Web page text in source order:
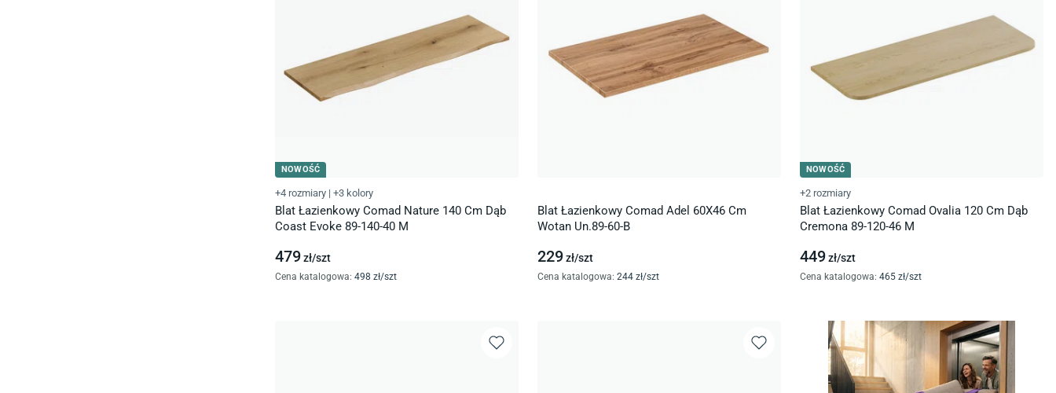
NOWOŚĆ
+4 rozmiary | +3 kolory
Blat Łazienkowy Comad Nature 140 Cm Dąb
Coast Evoke 89-140-40 M
479zł/szt
Cena katalogowa: 498 zł/szt
Blat Łazienkowy Comad Adel 60X46 Cm
Wotan Un.89-60-B
229zł/szt
Cena katalogowa: 244 zł/szt
NOWOŚĆ
+2 rozmiary
Blat Łazienkowy Comad Ovalia 120 Cm Dąb
Cremona 89-120-46 M
449zł/szt
Cena katalogowa: 465 zł/szt